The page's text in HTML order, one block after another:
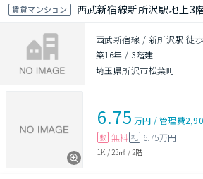
賃貸マンション 西武新宿線新所沢駅地上3
西武新宿線 / 新所沢駅 徒
築16年 / 3階建
埼玉県所沢市松葉町
6.75 万円 /管理費
敷 無料 礼 6.75万円
1K / 23㎡ / 2階